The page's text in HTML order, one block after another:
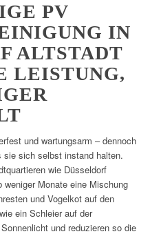
PV
IN
ALTSTADT
LEISTUNG,
und wartungsarm – dennoch
sich selbst instand halten.
wie Düsseldorf
Monate eine Mischung
und Vogelkot auf den
ein Schleier auf der
und reduzieren so die